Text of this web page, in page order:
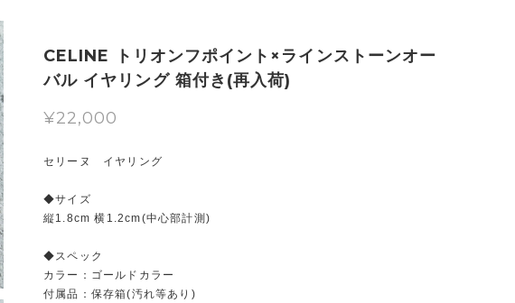
CELINE トリオンフポイント×ラインストーンオー
バル イヤリング 箱付き(再入荷)
¥22,000
セリーヌ イヤリング
◆サイズ
縦1.8cm 横1.2cm(中心部計測)
◆スペック
カラー：ゴールドカラー
付属品：保存箱(汚れ等あり)